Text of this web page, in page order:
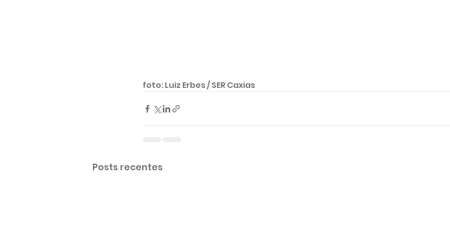
foto: Luiz Erbes / SER Caxias
Posts recentes